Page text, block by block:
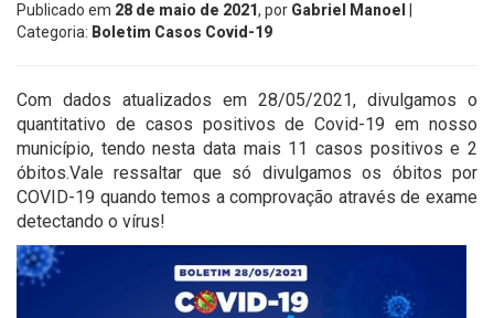
Publicado em 28 de maio de 2021, por Gabriel Manoel
Categoria: Boletim Casos Covid-19
Com dados atualizados em 28/05/2021, divulgamos o
quantitativo de casos positivos de Covid-19 em nosso
município, tendo nesta data mais 11 casos positivos e 2
óbitos.Vale ressaltar que só divulgamos os óbitos por
COVID-19 quando temos a comprovação através de exame
detectando o vírus!